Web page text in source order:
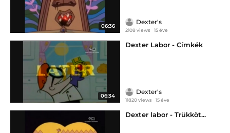
06:36
Dexter's
2108 views 15 éve
06:34
Dexter Labor - Címkék
Dexter's
11820 views 15 éve
Dexter labor - Trükköt...